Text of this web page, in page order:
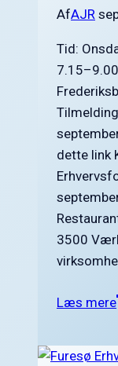
AfAJR
Tid:
dette link
3500
Læs mere